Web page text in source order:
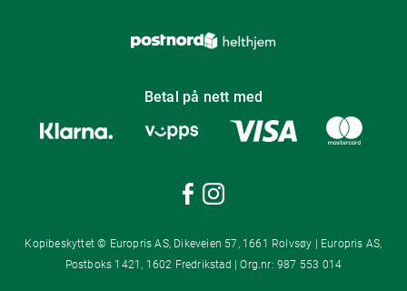
Betal på nett med
Kopibeskyttet © Europris AS, Dikeveien 57, 1661 Rolvsøy | Europris AS,
Postboks 1421, 1602 Fredrikstad | Org.nr: 987 553 014